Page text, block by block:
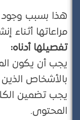
هذا بسبب وجود
مراعاتها أثناء
تفصيلها أدناه:
يجب أن يكون
بالأشخاص الذين
يجب تضمين
المحتوى.